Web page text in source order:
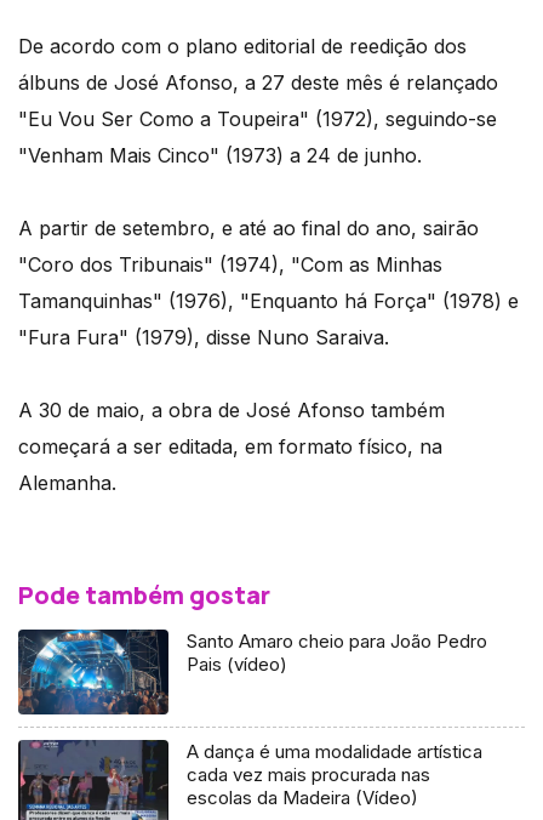
De acordo com o plano editorial de reedição dos
álbuns de José Afonso, a 27 deste mês é relançado
"Eu Vou Ser Como a Toupeira" (1972), seguindo-se
"Venham Mais Cinco" (1973) a 24 de junho.
A partir de setembro, e até ao final do ano, sairão
"Coro dos Tribunais" (1974), "Com as Minhas
Tamanquinhas" (1976), "Enquanto há Força" (1978) e
"Fura Fura" (1979), disse Nuno Saraiva.
A 30 de maio, a obra de José Afonso também
começará a ser editada, em formato físico, na
Alemanha.
Pode também gostar
Santo Amaro cheio para João Pedro
Pais (vídeo)
A dança é uma modalidade artística
cada vez mais procurada nas
escolas da Madeira (Vídeo)